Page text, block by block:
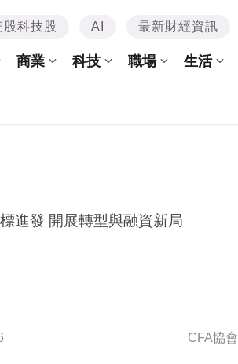
股科技股 AI 最新財經資訊
商業 科技 職場 生活
進發 開展轉型與融資新局
CFA協會